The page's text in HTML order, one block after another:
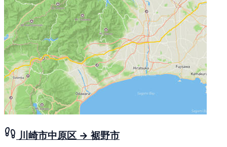
川崎市中原区 → 裾野市